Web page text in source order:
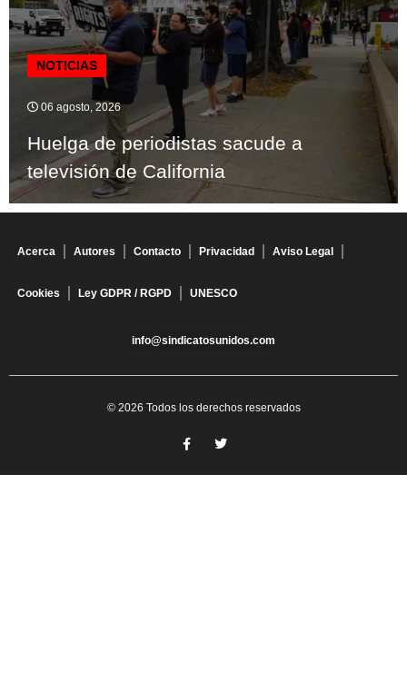
NOTICIAS
06 agosto, 2026
Huelga de periodistas sacude a
televisión de California
Acerca Autores Contacto Privacidad Aviso Legal
Cookies Ley GDPR / RGPD UNESCO
info@sindicatosunidos.com
© 2026 Todos los derechos reservados